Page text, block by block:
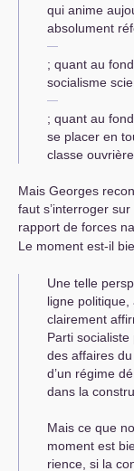
qui anime
absolument
; quant au
socialisme
; quant au
se placer en
classe ouvrière.
Mais Georges
faut s’interroger
rapport de forces
Le moment est-il
Une telle
ligne
clairement
Parti
des affaires
d’un régime
dans la
Mais ce que
moment est
rience, si la